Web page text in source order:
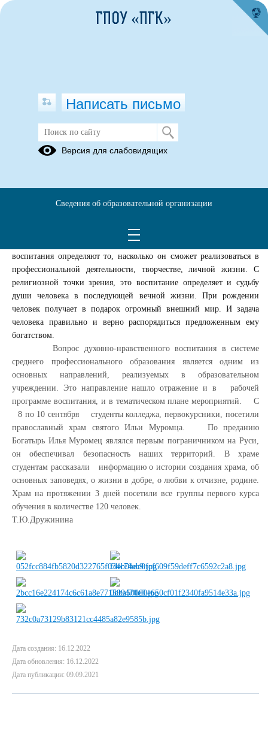
Экскурсия в храм святого Ильи
Муромца
Духовно-нравственное воспитание, что это и почему оно
нравственного воспитания человека, данного ему родителями,
зависит качество всей его последующей жизни. Плоды этого
воспитания определяют то, насколько он сможет реализоваться в
профессиональной деятельности, творчестве, личной жизни. С
религиозной точки зрения, это воспитание определяет и судьбу
души человека в последующей вечной жизни. При рождении
человек получает в подарок огромный внешний мир. И задача
человека правильно и верно распорядиться предложенным ему
богатством.
Вопрос духовно-нравственного воспитания в системе
среднего профессионального образования является одним из
основных направлений, реализуемых в образовательном
учреждении. Это направление нашло отражение и в рабочей
программе воспитания, и в тематическом плане мероприятий. С
8 по 10 сентября студенты колледжа, первокурсники, посетили
православный храм святого Ильи Муромца. По преданию
Богатырь Илья Муромец являлся первым пограничником на Руси,
он обеспечивал безопасность наших территорий. В храме
студентам рассказали информацию о истории создания храма, об
основных заповедях, о жизни в добре, о любви к отчизне, родине.
Храм на протяжении 3 дней посетили все группы первого курса
обучения в количестве 120 человек.
Т.Ю.Дружинина
Дата создания: 16.12.2022
Дата обновления: 16.12.2022
Дата публикации: 09.09.2021
ГПОУ «ПГК»
Написать письмо
Версия для слабовидящих
Сведения об образовательной организации